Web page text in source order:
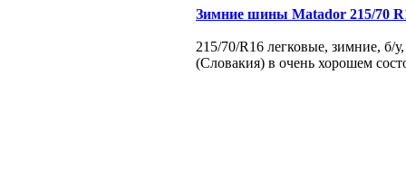
Зимние шины Matador 215/70
215/70/R16 легковые, зимние,
(Словакия) в очень хорошем